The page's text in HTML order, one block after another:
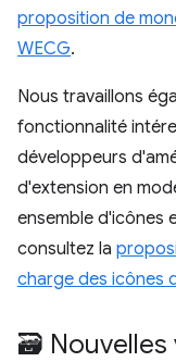
proposition de
WECG.
Nous travaillons
fonctionnalité
développeurs
d'extension en
ensemble d'icônes
consultez la
charge des icônes
🗃️ Nouvelles